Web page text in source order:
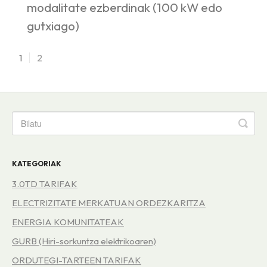
modalitate ezberdinak (100 kW edo
gutxiago)
1 2
KATEGORIAK
3.0TD TARIFAK
ELECTRIZITATE MERKATUAN ORDEZKARITZA
ENERGIA KOMUNITATEAK
GURB (Hiri-sorkuntza elektrikoaren)
ORDUTEGI-TARTEEN TARIFAK